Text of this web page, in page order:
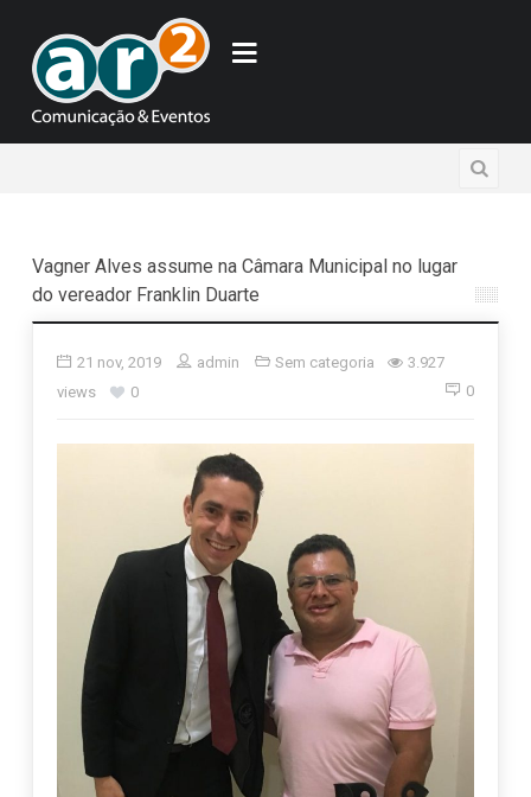
Vagner Alves assume na Câmara Municipal no lugar
do vereador Franklin Duarte
21 nov, 2019 admin Sem categoria
3.927
views
0 0